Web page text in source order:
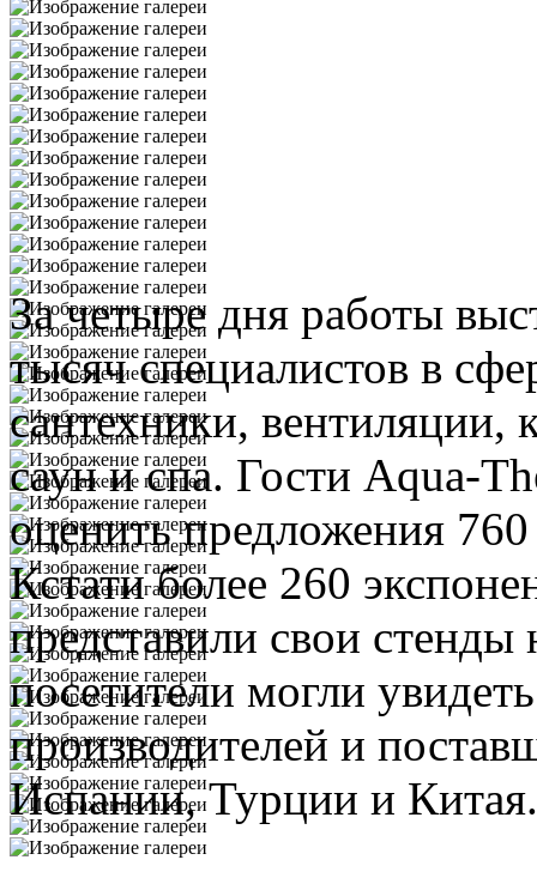
За четыре дня работы
тысяч специалистов в
сантехники, вентиляции,
саун и спа. Гости Aqua-
оценить предложения
Кстати более 260
представили свои
посетители могли
производителей и
Испании, Турции и